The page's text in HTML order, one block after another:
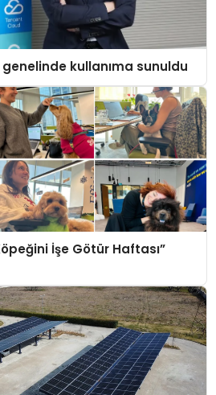
kullanıma sunuldu
İşe Götür Haftası”